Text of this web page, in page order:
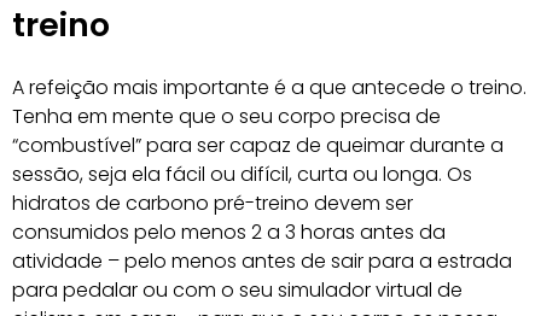
treino
A refeição mais importante é a que antecede o treino.
Tenha em mente que o seu corpo precisa de
“combustível” para ser capaz de queimar durante a
sessão, seja ela fácil ou difícil, curta ou longa. Os
hidratos de carbono pré-treino devem ser
consumidos pelo menos 2 a 3 horas antes da
atividade – pelo menos antes de sair para a estrada
para pedalar ou com o seu simulador virtual de